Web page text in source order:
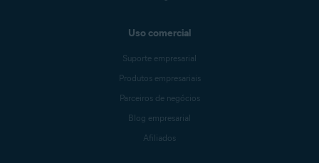
Uso comercial
Suporte empresarial
Produtos empresariais
Parceiros de negócios
Blog empresarial
Afiliados